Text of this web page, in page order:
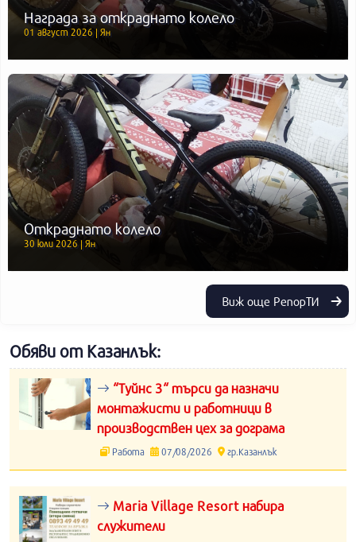
Награда за откраднато колело
01 август 2026 | Ян
Откраднато колело
30 юли 2026 | Ян
Виж още РепорТИ
Обяви от Казанлък:
“Туйнс 3“ търси да назначи
монтажисти и работници в
производствен цех за дограма
Работа 07/08/2026 гр.Казанлък
Maria Village Resort набира
служители